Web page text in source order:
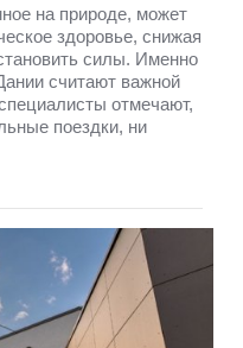
на природе, может
здоровье, снижая
силы. Именно
считают важной
отмечают,
поездки, ни